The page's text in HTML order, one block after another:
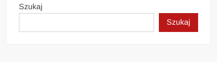
Szukaj
Szukaj